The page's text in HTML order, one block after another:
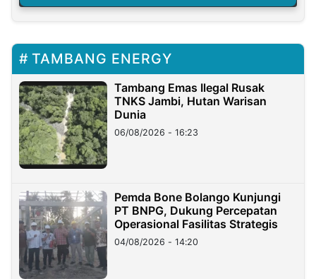
TAMBANG ENERGY
Tambang Emas Ilegal Rusak
TNKS Jambi, Hutan Warisan
Dunia
06/08/2026 - 16:23
Pemda Bone Bolango Kunjungi
PT BNPG, Dukung Percepatan
Operasional Fasilitas Strategis
04/08/2026 - 14:20